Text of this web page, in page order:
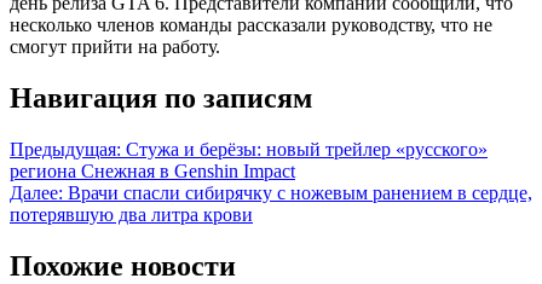
несколько членов команды рассказали руководству, что не
смогут прийти на работу.
Навигация по записям
Предыдущая: Стужа и берёзы: новый трейлер «русского»
региона Снежная в Genshin Impact
Далее: Врачи спасли сибирячку с ножевым ранением в сердце,
потерявшую два литра крови
Похожие новости